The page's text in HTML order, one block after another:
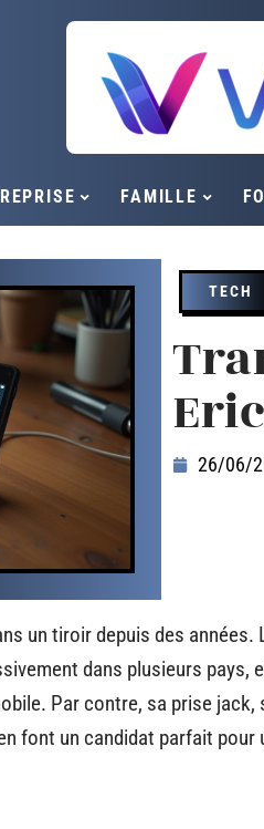
FAMILLE
TECH
26/06/
un tiroir depuis des années.
dans plusieurs pays,
Par contre, sa prise
font un candidat parfait pour